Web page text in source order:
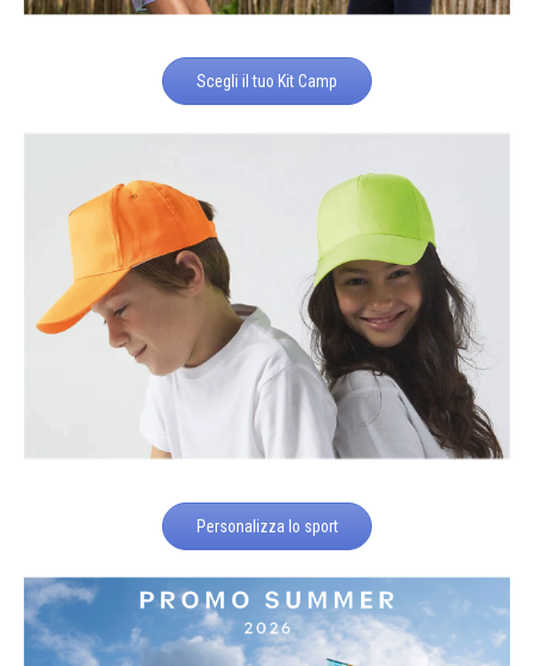
Scegli il tuo Kit Camp
Personalizza lo sport